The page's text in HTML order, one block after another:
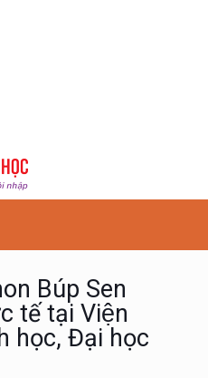
Búp Sen
tế tại Viện
học, Đại học